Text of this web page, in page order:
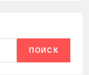
ПОИСК